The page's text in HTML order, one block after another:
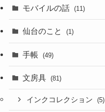
モバイルの話 (11)
仙台のこと (1)
手帳 (49)
文房具 (81)
インクコレクション (5)